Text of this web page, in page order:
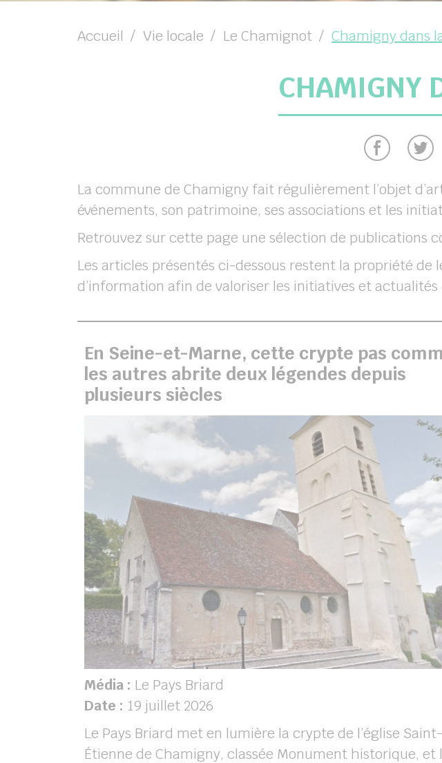
Accueil Vie locale Le Chamignot Chamigny dans
CHAMIGNY
La commune de Chamigny fait régulièrement l’objet
événements, son patrimoine, ses associations et les
Retrouvez sur cette page une sélection de publications
Les articles présentés ci-dessous restent la propriété
d’information afin de valoriser les initiatives et
En Seine-et-Marne, cette crypte pas
les autres abrite deux légendes depuis
plusieurs siècles
Média : Le Pays Briard
Date : 19 juillet 2026
Le Pays Briard met en lumière la crypte de l’église Saint-
Étienne de Chamigny, classée Monument historique, et